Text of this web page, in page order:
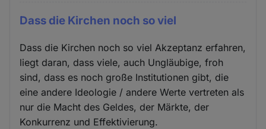
Dass die Kirchen noch so viel
Dass die Kirchen noch so viel Akzeptanz erfahren,
liegt daran, dass viele, auch Ungläubige, froh
sind, dass es noch große Institutionen gibt, die
eine andere Ideologie / andere Werte vertreten als
nur die Macht des Geldes, der Märkte, der
Konkurrenz und Effektivierung.